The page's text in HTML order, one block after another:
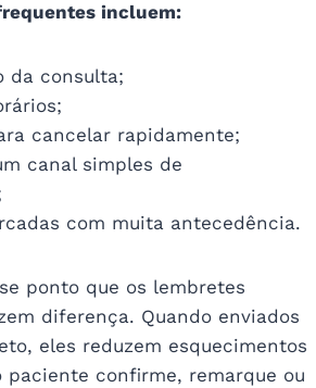
incluem:
da consulta;
cancelar rapidamente;
canal simples de
com muita antecedência.
ponto que os lembretes
diferença. Quando enviados
eles reduzem esquecimentos
paciente confirme, remarque ou